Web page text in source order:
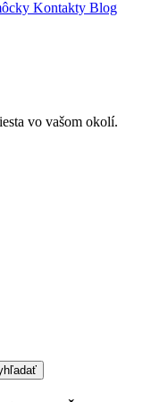
vo vašom okolí.
Kontakty Blog